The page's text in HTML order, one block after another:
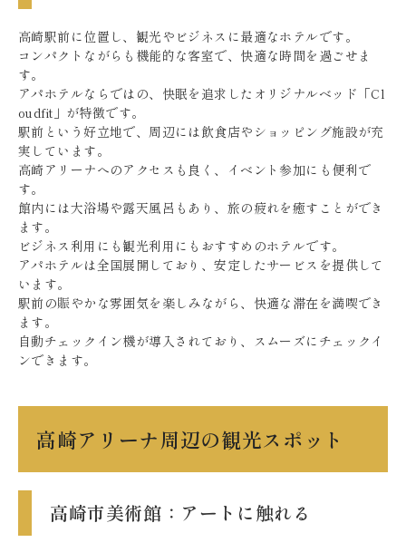
高崎駅前に位置し、観光やビジネスに最適なホテルです。
コンパクトながらも機能的な客室で、快適な時間を過ごせま
す。
アパホテルならではの、快眠を追求したオリジナルベッド「Cl
oudfit」が特徴です。
駅前という好立地で、周辺には飲食店やショッピング施設が充
実しています。
高崎アリーナへのアクセスも良く、イベント参加にも便利で
す。
館内には大浴場や露天風呂もあり、旅の疲れを癒すことができ
ます。
ビジネス利用にも観光利用にもおすすめのホテルです。
アパホテルは全国展開しており、安定したサービスを提供して
います。
駅前の賑やかな雰囲気を楽しみながら、快適な滞在を満喫でき
ます。
自動チェックイン機が導入されており、スムーズにチェックイ
ンできます。
高崎アリーナ周辺の観光スポット
高崎市美術館：アートに触れる